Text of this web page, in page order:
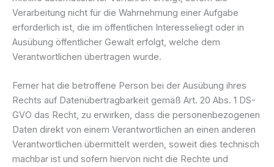
Verarbeitung nicht für die Wahrnehmung einer Aufgabe
erforderlich ist, die im öffentlichen Interesseliegt oder in
Ausübung öffentlicher Gewalt erfolgt, welche dem
Verantwortlichen übertragen wurde.
Ferner hat die betroffene Person bei der Ausübung ihres
Rechts auf Datenübertragbarkeit gemäß Art. 20 Abs. 1 DS-
GVO das Recht, zu erwirken, dass die personenbezogenen
Daten direkt von einem Verantwortlichen an einen anderen
Verantwortlichen übermittelt werden, soweit dies technisch
machbar ist und sofern hiervon nicht die Rechte und